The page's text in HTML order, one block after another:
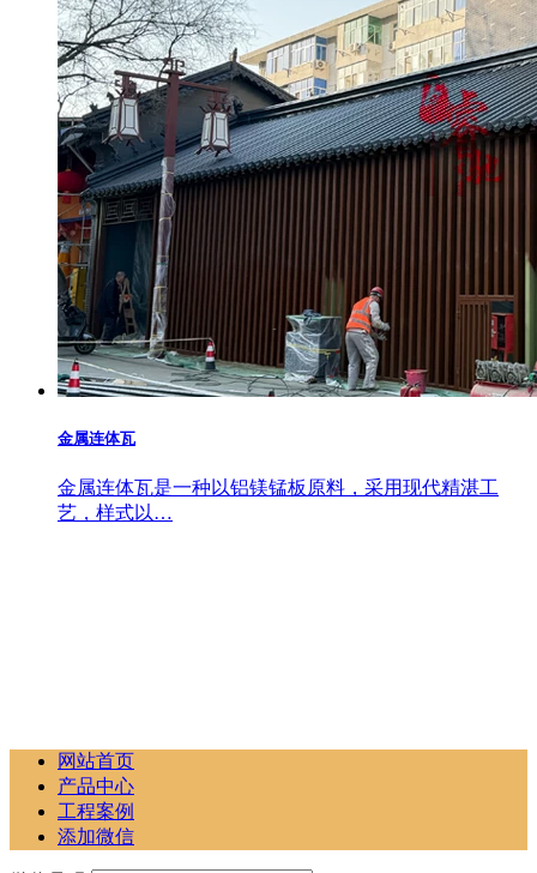
金属连体瓦
金属连体瓦是一种以铝镁锰板原料，采用现代精湛工
艺，样式以…
网站首页
产品中心
工程案例
添加微信